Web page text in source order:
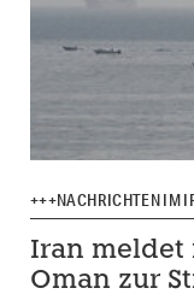
+++NACHRICHTEN IM
Iran meldet
Oman zur